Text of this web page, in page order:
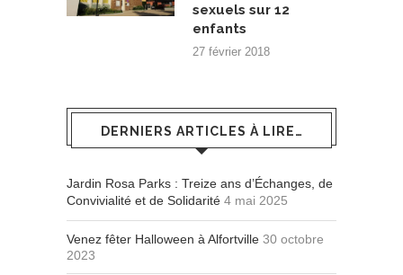
sexuels sur 12
enfants
27 février 2018
DERNIERS ARTICLES À LIRE…
Jardin Rosa Parks : Treize ans d’Échanges, de
Convivialité et de Solidarité 4 mai 2025
Venez fêter Halloween à Alfortville 30 octobre
2023